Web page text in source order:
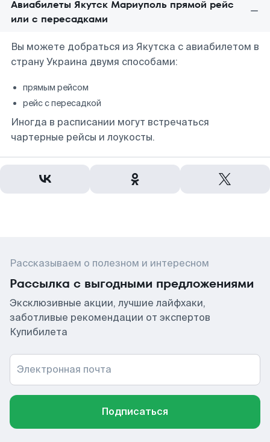
Авиабилеты Якутск Мариуполь прямой рейс
или с пересадками
Вы можете добраться из Якутска с авиабилетом в
страну Украина двумя способами:
прямым рейсом
рейс с пересадкой
Иногда в расписании могут встречаться
чартерные рейсы и лоукосты.
Рассказываем о полезном и интересном
Рассылка с выгодными предложениями
Эксклюзивные акции, лучшие лайфхаки,
заботливые рекомендации от экспертов
Купибилета
Электронная почта
Подписаться